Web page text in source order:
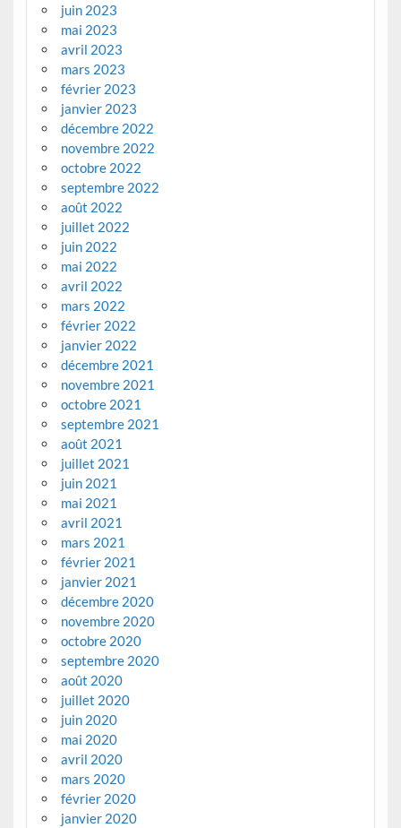
juin 2023
mai 2023
avril 2023
mars 2023
février 2023
janvier 2023
décembre 2022
novembre 2022
octobre 2022
septembre 2022
août 2022
juillet 2022
juin 2022
mai 2022
avril 2022
mars 2022
février 2022
janvier 2022
décembre 2021
novembre 2021
octobre 2021
septembre 2021
août 2021
juillet 2021
juin 2021
mai 2021
avril 2021
mars 2021
février 2021
janvier 2021
décembre 2020
novembre 2020
octobre 2020
septembre 2020
août 2020
juillet 2020
juin 2020
mai 2020
avril 2020
mars 2020
février 2020
janvier 2020